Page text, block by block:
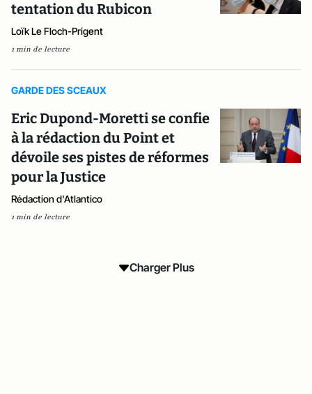
tentation du Rubicon
Loïk Le Floch-Prigent
1 min de lecture
GARDE DES SCEAUX
Eric Dupond-Moretti se confie
à la rédaction du Point et
dévoile ses pistes de réformes
pour la Justice
Rédaction d'Atlantico
1 min de lecture
Charger Plus